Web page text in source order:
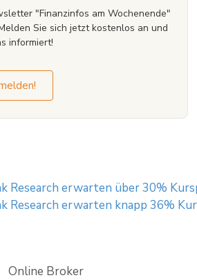
"Finanzinfos am Wochenende"
Sie sich jetzt kostenlos an und
informiert!
Research erwarten über 30%
Research erwarten knapp 36%
Online Broker